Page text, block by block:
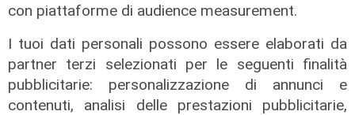
con piattaforme di audience measurement.
I tuoi dati personali possono essere elaborati da
partner terzi selezionati per le seguenti finalità
pubblicitarie: personalizzazione di annunci e
contenuti, analisi delle prestazioni pubblicitarie,